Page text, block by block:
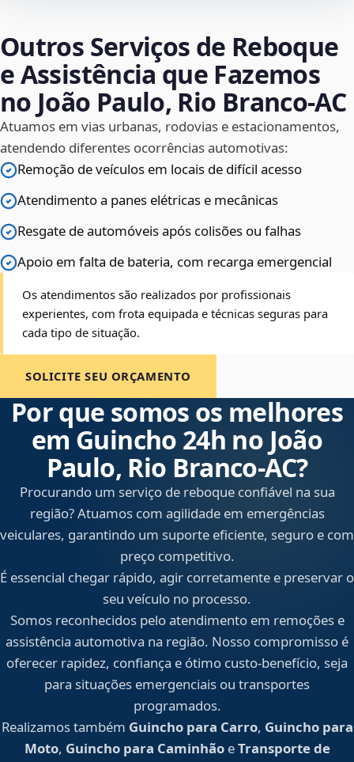
Outros Serviços de Reboque
e Assistência que Fazemos
no João Paulo, Rio Branco‑AC
Atuamos em vias urbanas, rodovias e estacionamentos,
atendendo diferentes ocorrências automotivas:
Remoção de veículos em locais de difícil acesso
Atendimento a panes elétricas e mecânicas
Resgate de automóveis após colisões ou falhas
Apoio em falta de bateria, com recarga emergencial
Os atendimentos são realizados por profissionais
experientes, com frota equipada e técnicas seguras para
cada tipo de situação.
SOLICITE SEU ORÇAMENTO
Por que somos os melhores
em Guincho 24h no João
Paulo, Rio Branco‑AC?
Procurando um serviço de reboque confiável na sua
região? Atuamos com agilidade em emergências
veiculares, garantindo um suporte eficiente, seguro e com
preço competitivo.
É essencial chegar rápido, agir corretamente e preservar o
seu veículo no processo.
Somos reconhecidos pelo atendimento em remoções e
assistência automotiva na região. Nosso compromisso é
oferecer rapidez, confiança e ótimo custo-benefício, seja
para situações emergenciais ou transportes
programados.
Realizamos também Guincho para Carro, Guincho para
Moto, Guincho para CaminhãoeTransporte de